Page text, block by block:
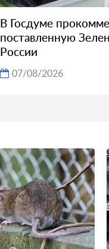
В Госдуме
поставленную
России
07/08/2026